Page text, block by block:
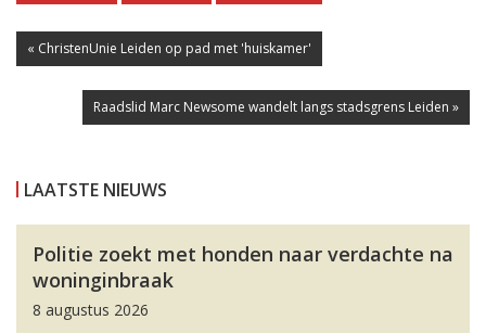
« ChristenUnie Leiden op pad met 'huiskamer'
Raadslid Marc Newsome wandelt langs stadsgrens Leiden »
LAATSTE NIEUWS
Politie zoekt met honden naar verdachte na
woninginbraak
8 augustus 2026